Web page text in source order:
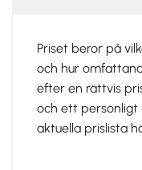
Priset beror på
och hur
efter en rättvis
och ett
aktuella prislista